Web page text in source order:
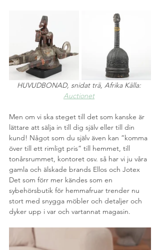
HUVUDBONAD, snidat trä, Afrika Källa:
Auctionet
Men om vi ska steget till det som kanske är
lättare att sälja in till dig själv eller till din
kund! Något som du själv även kan ”komma
över till ett rimligt pris” till hemmet, till
tonårsrummet, kontoret osv. så har vi ju våra
gamla och älskade brands Ellos och Jotex
Det som förr mer kändes som en
sybehörsbutik för hemmafruar trender nu
stort med snygga möbler och detaljer och
dyker upp i var och vartannat magasin.